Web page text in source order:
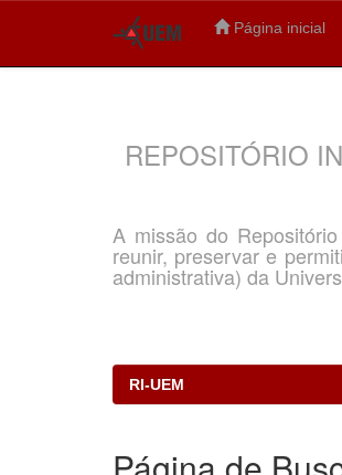
Página inicial
REPOSITÓRIO
A missão do
reunir, preservar e
administrativa) da
RI-UEM